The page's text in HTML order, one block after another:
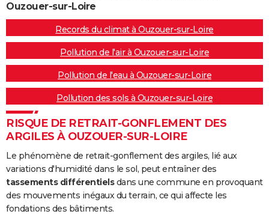
Ouzouer-sur-Loire
Records du climat à Ouzouer-sur-Loire
Pollution de l'air à Ouzouer-sur-Loire
Pollution de l'eau à Ouzouer-sur-Loire
Pollution des sols à Ouzouer-sur-Loire
RISQUE DE RETRAIT-GONFLEMENT DES
ARGILES À OUZOUER-SUR-LOIRE
Le phénomène de retrait-gonflement des argiles, lié aux
variations d'humidité dans le sol, peut entraîner des
tassements différentielsdans une commune en provoquant
des mouvements inégaux du terrain, ce qui affecte les
fondations des bâtiments.